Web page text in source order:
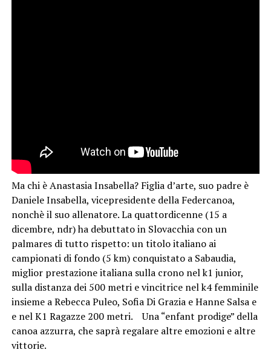
Ma chi è Anastasia Insabella? Figlia d’arte, suo padre è
Daniele Insabella, vicepresidente della Federcanoa,
nonchè il suo allenatore. La quattordicenne (15 a
dicembre, ndr) ha debuttato in Slovacchia con un
palmares di tutto rispetto: un titolo italiano ai
campionati di fondo (5 km) conquistato a Sabaudia,
miglior prestazione italiana sulla crono nel k1 junior,
sulla distanza dei 500 metri e vincitrice nel k4 femminile
insieme a Rebecca Puleo, Sofia Di Grazia e Hanne Salsa e
e nel K1 Ragazze 200 metri. Una “enfant prodige” della
canoa azzurra, che saprà regalare altre emozioni e altre
vittorie.